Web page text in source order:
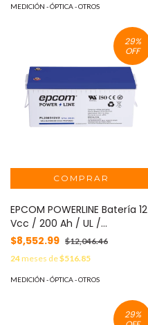
MEDICIÓN - ÓPTICA - OTROS
29%
OFF
EPCOM POWERLINE Batería 12
Vcc / 200 Ah / UL /
Tecnología AGM-VRLA /
Ciclo profundo / Para uso en
aplicaciones fotovoltaicas y
de emergencia / Terminales
$8,552.99 $12,046.46
24meses de$516.85
MEDICIÓN - ÓPTICA - OTROS
29%